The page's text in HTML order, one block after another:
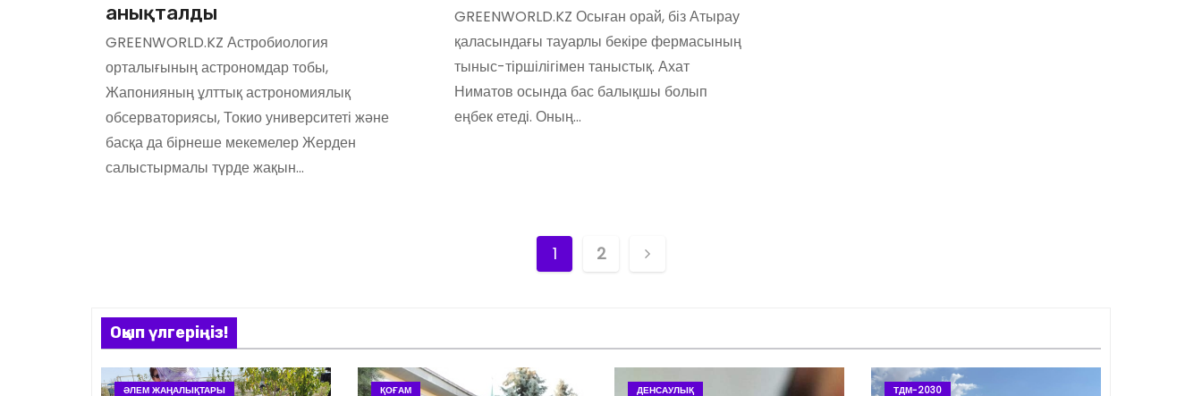
анықталды
GREENWORLD.KZ Астробиология
орталығының астрономдар тобы,
Жапонияның ұлттық астрономиялық
обсерваториясы, Токио университеті және
басқа да бірнеше мекемелер Жерден
салыстырмалы түрде жақын…
GREENWORLD.KZ Осыған орай, біз Атырау
қаласындағы тауарлы бекіре фермасының
тыныс-тіршілігімен таныстық. Ахат
Ниматов осында бас балықшы болып
еңбек етеді. Оның…
и
1 2
Оқып үлгеріңіз!
ӘЛЕМ ЖАҢАЛЫҚТАРЫ ҚОҒАМ ДЕНСАУЛЫҚ ТДМ-2030